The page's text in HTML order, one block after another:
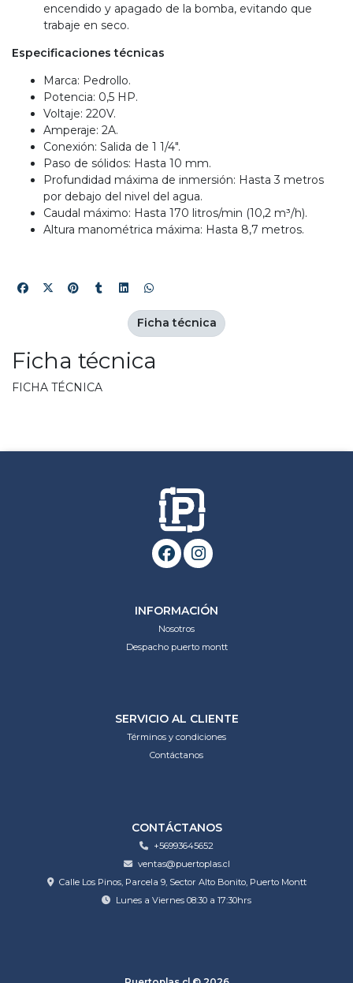
encendido y apagado de la bomba, evitando que
trabaje en seco.
Especificaciones técnicas
Marca: Pedrollo.
Potencia: 0,5 HP.
Voltaje: 220V.
Amperaje: 2A.
Conexión: Salida de 1 1/4".
Paso de sólidos: Hasta 10 mm.
Profundidad máxima de inmersión: Hasta 3 metros
por debajo del nivel del agua.
Caudal máximo: Hasta 170 litros/min (10,2 m³/h).
Altura manométrica máxima: Hasta 8,7 metros.
Ficha técnica
FICHA TÉCNICA
Ficha técnica
INFORMACIÓN
Nosotros
Despacho puerto montt
SERVICIO AL CLIENTE
Términos y condiciones
Contáctanos
CONTÁCTANOS
+56993645652
ventas@puertoplas.cl
Calle Los Pinos, Parcela 9, Sector Alto Bonito, Puerto Montt
Lunes a Viernes 08:30 a 17:30hrs